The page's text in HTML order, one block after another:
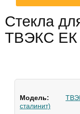
Стекла
ТВЭКС ЕК
сталинит)